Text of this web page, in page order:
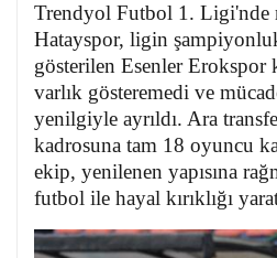
Trendyol Futbol 1. Ligi'nde
Hatayspor, ligin
gösterilen Esenler Erokspor
varlık gösteremedi ve
yenilgiyle ayrıldı. Ara
kadrosuna tam 18 oyuncu
ekip, yenilenen yapısına
futbol ile hayal kırıklığı